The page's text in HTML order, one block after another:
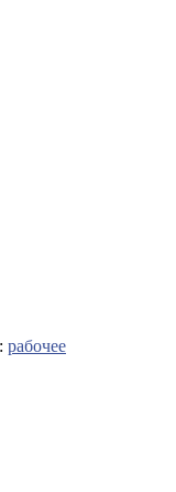
рабочее